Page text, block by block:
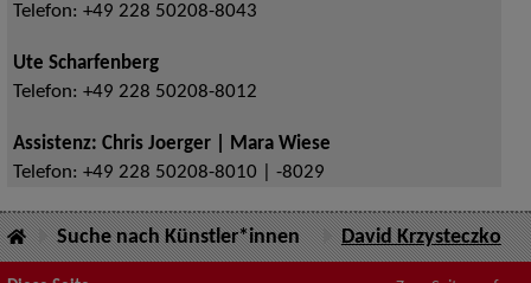
Telefon: +49 228 50208-8043
Ute Scharfenberg
Telefon: +49 228 50208-8012
Assistenz: Chris Joerger | Mara Wiese
Telefon: +49 228 50208-8010 | -8029
Suche nach Künstler*innen David Krzysteczko